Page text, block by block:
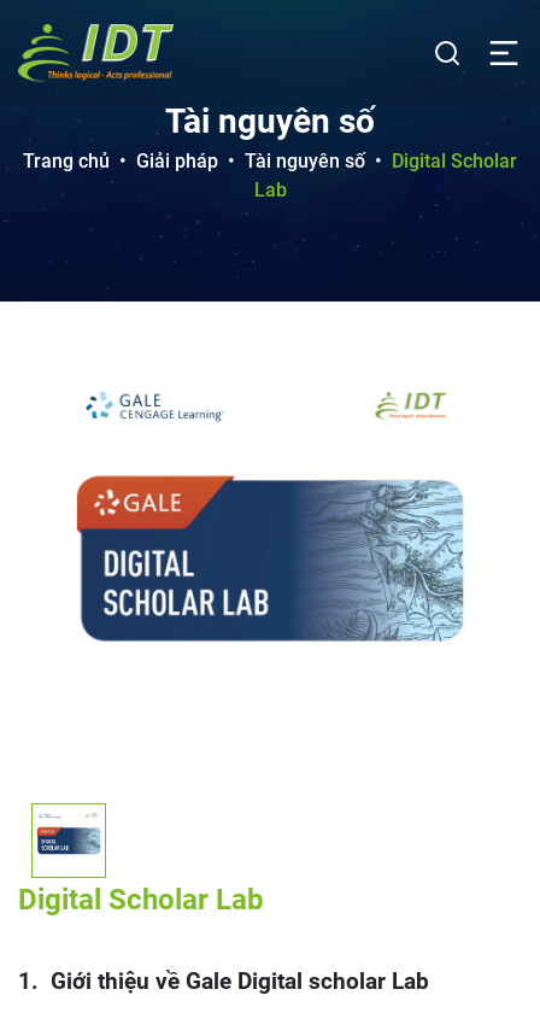
Tài nguyên số
Trang chủ • Giải pháp • Tài nguyên số • Digital Scholar
Lab
Digital Scholar Lab
1. Giới thiệu về Gale Digital scholar Lab